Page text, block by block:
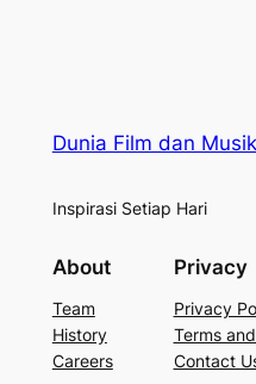
Dunia Film dan
Inspirasi Setiap Hari
About
Team
History
Careers
Privacy
Privacy
Terms
Contact